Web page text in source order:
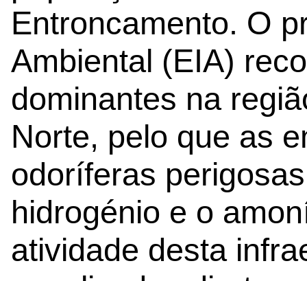
Entroncamento. O
Ambiental (EIA)
dominantes na
Norte, pelo que as
odoríferas
hidrogénio e o
atividade desta